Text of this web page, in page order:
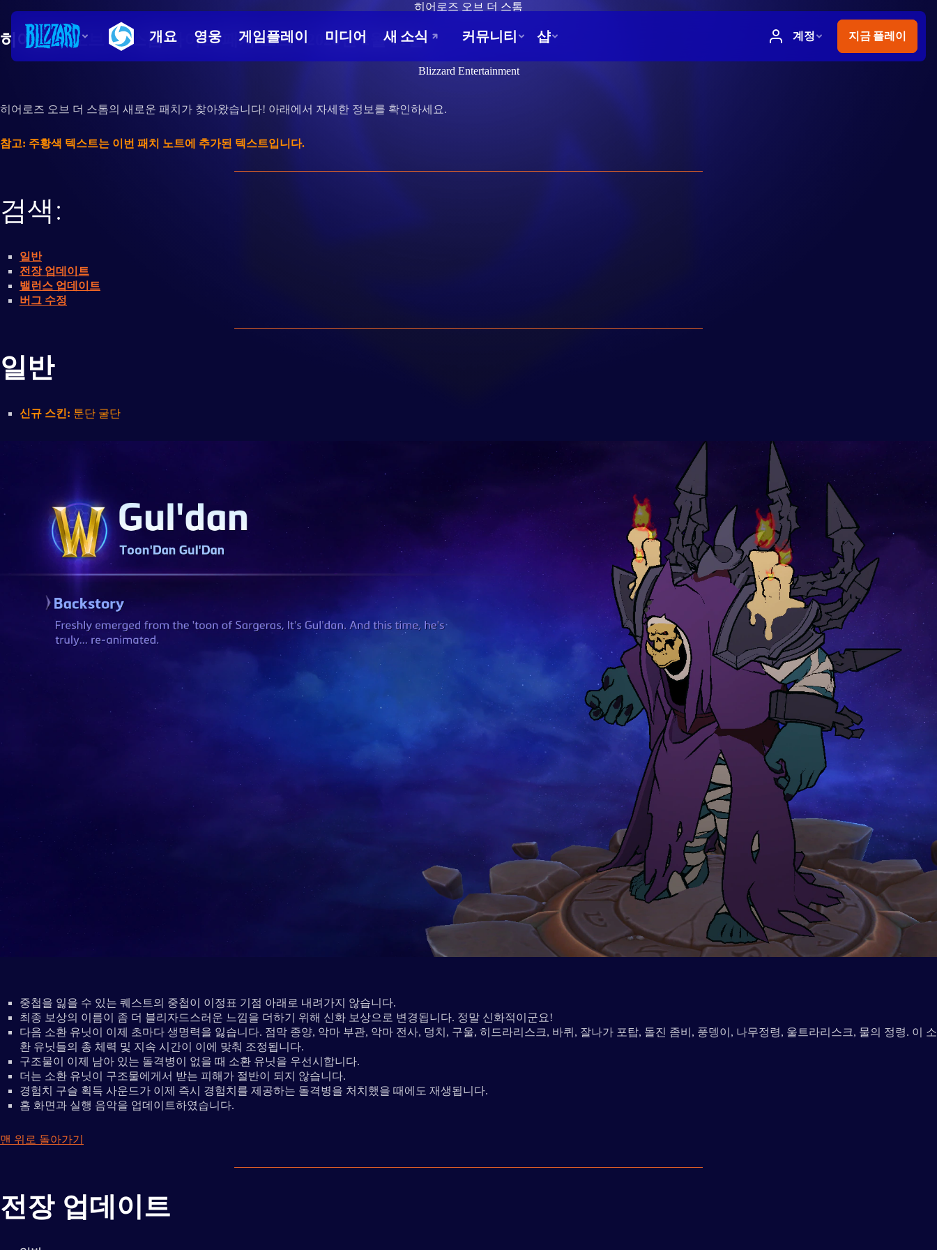
히어로즈 오브 더 스톰
히어로즈 오브 더 스톰 라이브 패치 노트 - 2026년 2월 11일
Blizzard Entertainment
히어로즈 오브 더 스톰의 새로운 패치가 찾아왔습니다! 아래에서 자세한 정보를 확인하세요.
참고: 주황색 텍스트는 이번 패치 노트에 추가된 텍스트입니다.
검색:
일반
전장 업데이트
밸런스 업데이트
버그 수정
일반
신규 스킨: 툰단 굴단
중첩을 잃을 수 있는 퀘스트의 중첩이 이정표 기점 아래로 내려가지 않습니다.
최종 보상의 이름이 좀 더 블리자드스러운 느낌을 더하기 위해 신화 보상으로 변경됩니다. 정말 신화적이군요!
다음 소환 유닛이 이제 초마다 생명력을 잃습니다. 점막 종양, 악마 부관, 악마 전사, 덩치, 구울, 히드라리스크, 바퀴, 잘나가 포탑, 돌진 좀비, 풍뎅이, 나무정령, 울트라리스크, 물의 정령. 이 소
환 유닛들의 총 체력 및 지속 시간이 이에 맞춰 조정됩니다.
구조물이 이제 남아 있는 돌격병이 없을 때 소환 유닛을 우선시합니다.
더는 소환 유닛이 구조물에게서 받는 피해가 절반이 되지 않습니다.
경험치 구슬 획득 사운드가 이제 즉시 경험치를 제공하는 돌격병을 처치했을 때에도 재생됩니다.
홈 화면과 실행 음악을 업데이트하였습니다.
맨 위로 돌아가기
전장 업데이트